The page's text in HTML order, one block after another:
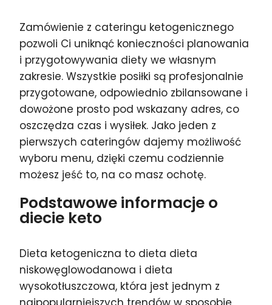
Zamówienie z cateringu ketogenicznego
pozwoli Ci uniknąć konieczności planowania
i przygotowywania diety we własnym
zakresie. Wszystkie posiłki są profesjonalnie
przygotowane, odpowiednio zbilansowane i
dowożone prosto pod wskazany adres, co
oszczędza czas i wysiłek. Jako jeden z
pierwszych cateringów dajemy możliwość
wyboru menu, dzięki czemu codziennie
możesz jeść to, na co masz ochotę.
Podstawowe informacje o
diecie keto
Dieta ketogeniczna to dieta dieta
niskowęglowodanowa i dieta
wysokotłuszczowa, która jest jednym z